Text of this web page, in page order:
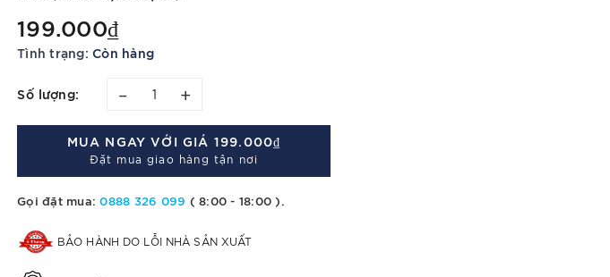
199.000₫
Tình trạng: Còn hàng
Số lượng: – +
MUA NGAY VỚI GIÁ 199.000₫
Đặt mua giao hàng tận nơi
Gọi đặt mua:0888 326 099 ( 8:00 - 18:00 ).
BẢO HÀNH DO LỖI NHÀ SẢN XUẤT